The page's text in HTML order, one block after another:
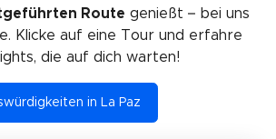
Route genießt – bei uns
Klicke auf eine Tour und erfahre
die auf dich warten!
in La Paz